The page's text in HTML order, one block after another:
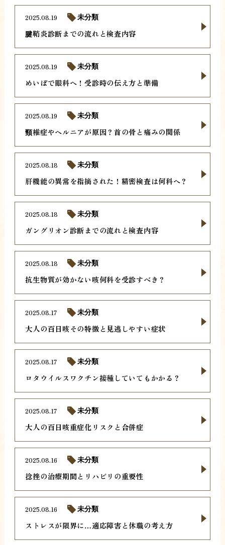
腱鞘炎診断までの流れと検査内容
2025.08.19 未分類
めいぼで眼科へ！受診時の伝え方と準備
2025.08.19 未分類
頸椎症やヘルニアが原因？首の骨と痛みの関係
2025.08.19 未分類
肝機能の異常を指摘された！精密検査は何科へ？
2025.08.18 未分類
ガングリオン診断までの流れと検査内容
2025.08.18 未分類
抗生物質が効かない咳何科を受診すべき？
2025.08.18 未分類
大人の百日咳その特徴と見逃しやすい症状
2025.08.17 未分類
ロタウイルスワクチン接種していてもかかる？
2025.08.17 未分類
大人の百日咳重症化リスクと合併症
2025.08.17 未分類
捻挫の治療期間とリハビリの重要性
2025.08.16 未分類
ストレスが限界に…適応障害と休職の考え方
2025.08.16 未分類